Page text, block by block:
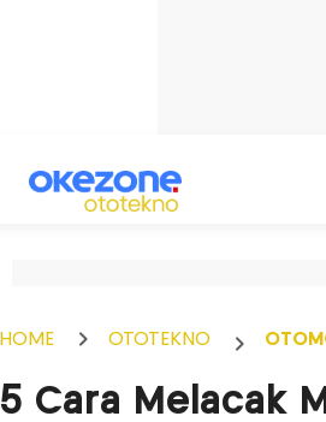
HOME OTOTEKNO
5 Cara Melacak